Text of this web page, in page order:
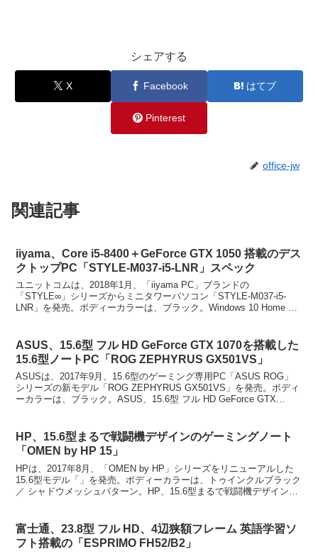
シェアする
X Facebook はてブ
Pinterest
office-jw
関連記事
iiyama、Core i5-8400＋GeForce GTX 1050 搭載のデス
クトップPC「STYLE-M037-i5-LNR」スペック
ユニットコムは、2018年1月、「iiyama PC」ブランドの
「STYLE∞」シリーズからミニタワーパソコン「STYLE-M037-i5-
LNR」を発売。ボディーカラーは、ブラック。Windows 10 Home 搭
ASUS、15.6型 フル HD GeForce GTX 1070を搭載した
15.6型ノートPC「ROG ZEPHYRUS GX501VS」
ASUSは、2017年9月、15.6型のゲーミング専用PC「ASUS ROG」
シリーズの新モデル「ROG ZEPHYRUS GX501VS」を発売。ボディ
ーカラーは、ブラック。ASUS、15.6型 フル HD GeForce GTX
HP、15.6型まるで戦闘機デザインのゲーミングノート
「OMEN by HP 15」
HPは、2017年8月、「OMEN by HP」シリーズをリニューアルした
15.6型モデル「」を発売。ボディーカラーは、トゥインクルブラック
／ シャドウメッシュパターン。HP、15.6型まるで戦闘機デザインの
富士通、23.8型 フル HD、4辺狭額フレーム 英語学習ソ
フト搭載の「ESPRIMO FH52/B2」